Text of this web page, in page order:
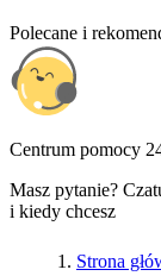
Polecane i
Centrum pomocy
Masz pytanie?
i kiedy chcesz
Strona